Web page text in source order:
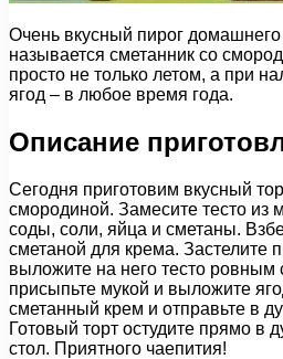
Очень вкусный пирог
называется сметанник со
просто не только летом, а при
ягод – в любое время года.
Описание
Сегодня приготовим вкусный
смородиной. Замесите тесто из
соды, соли, яйца и сметаны.
сметаной для крема. Застелите
выложите на него тесто
присыпьте мукой и выложите
сметанный крем и отправьте в
Готовый торт остудите прямо в
стол. Приятного чаепития!